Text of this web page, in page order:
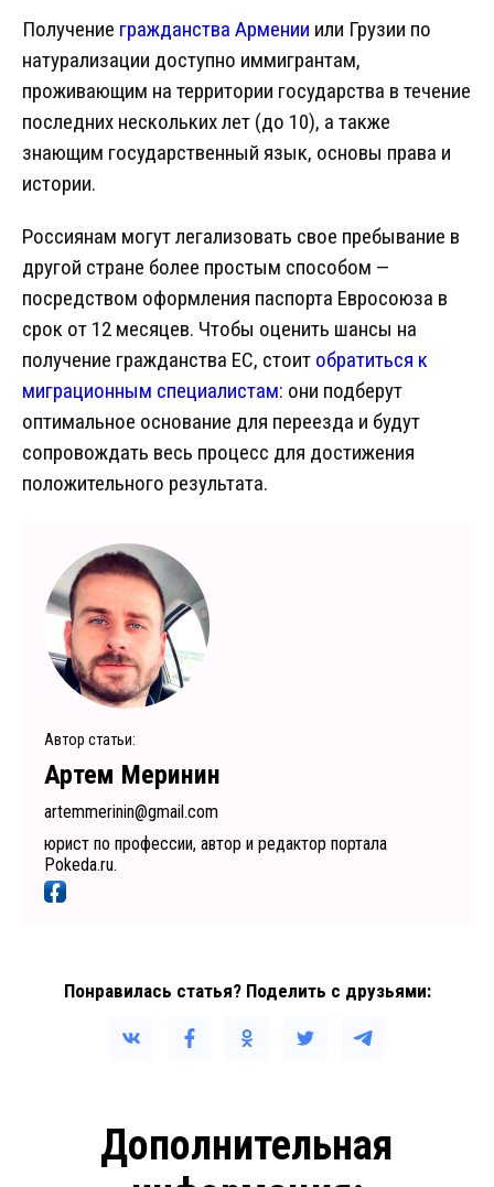
Получение гражданства Армении или Грузии по
натурализации доступно иммигрантам,
проживающим на территории государства в течение
последних нескольких лет (до 10), а также
знающим государственный язык, основы права и
истории.
Россиянам могут легализовать свое пребывание в
другой стране более простым способом —
посредством оформления паспорта Евросоюза в
срок от 12 месяцев. Чтобы оценить шансы на
получение гражданства ЕС, стоит обратиться к
миграционным специалистам: они подберут
оптимальное основание для переезда и будут
сопровождать весь процесс для достижения
положительного результата.
Автор статьи:
Артем Меринин
artemmerinin@gmail.com
юрист по профессии, автор и редактор портала
Pokeda.ru.
Понравилась статья? Поделить с друзьями:
Дополнительная